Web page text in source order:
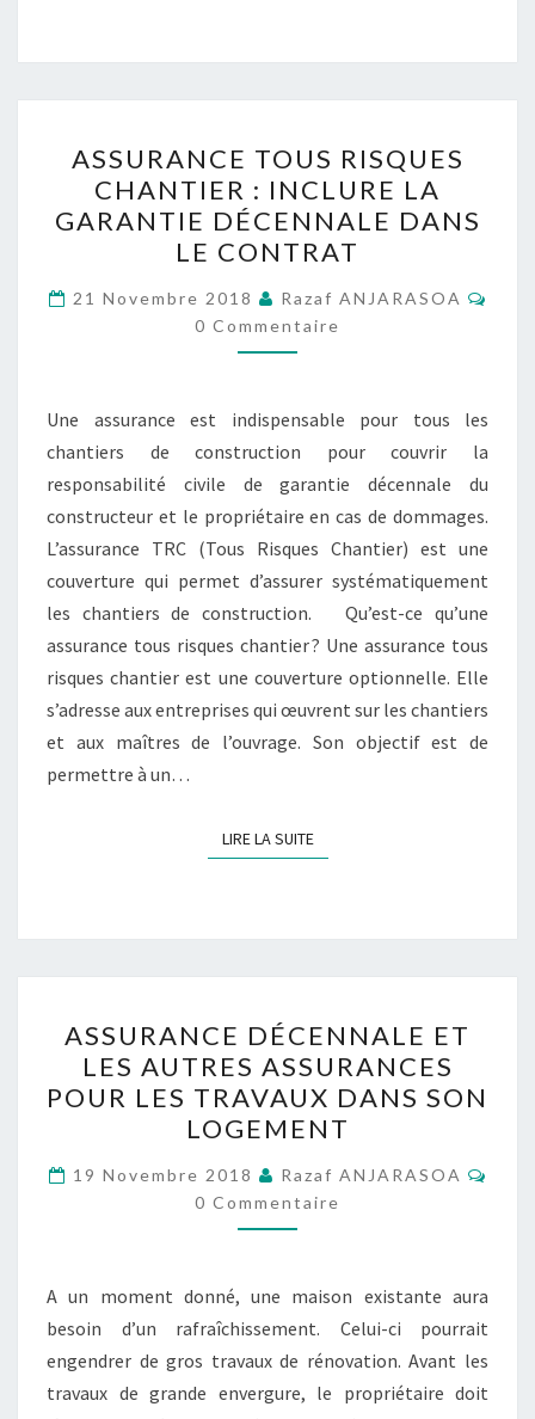
TOUS
RISQUES
CHANTIER :
INCLURE
LA
GARANTIE
DÉCENNALE
LE
CONTRAT
ASSURANCE TOUS RISQUES
CHANTIER : INCLURE LA
GARANTIE DÉCENNALE DANS
LE CONTRAT
21 Novembre 2018 Razaf ANJARASOA
0 Commentaire
Une assurance est indispensable pour tous les
chantiers de construction pour couvrir la
responsabilité civile de garantie décennale du
constructeur et le propriétaire en cas de dommages.
L’assurance TRC (Tous Risques Chantier) est une
couverture qui permet d’assurer systématiquement
les chantiers de construction. Qu’est-ce qu’une
assurance tous risques chantier ? Une assurance tous
risques chantier est une couverture optionnelle. Elle
s’adresse aux entreprises qui œuvrent sur les chantiers
et aux maîtres de l’ouvrage. Son objectif est de
permettre à un…
LIRE LA SUITELIRE LA SUITE
DÉCENNALE
ET
LES
AUTRES
ASSURANCES
POUR
LES
DANS
SON
LOGEMENT
ASSURANCE DÉCENNALE ET
LES AUTRES ASSURANCES
POUR LES TRAVAUX DANS SON
LOGEMENT
19 Novembre 2018 Razaf ANJARASOA
0 Commentaire
A un moment donné, une maison existante aura
besoin d’un rafraîchissement. Celui-ci pourrait
engendrer de gros travaux de rénovation. Avant les
travaux de grande envergure, le propriétaire doit